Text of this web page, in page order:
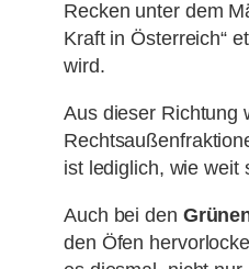
Recken unter dem
Kraft in Österreich“
wird.
Aus dieser Richtung
ist lediglich, wie weit
Auch bei den
den Öfen